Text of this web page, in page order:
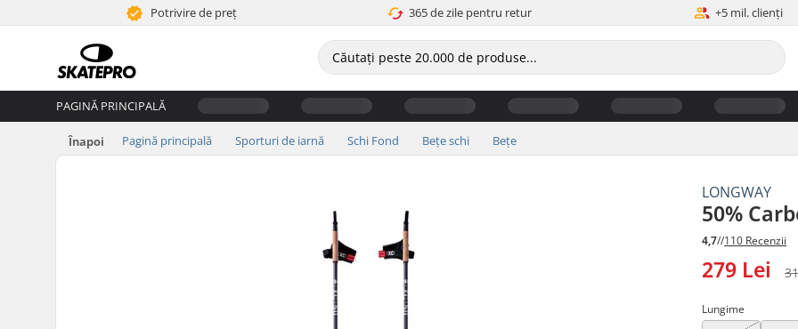
Potrivire de preț 365 de zile pentru retur +5 mil. clienți
PAGINĂ PRINCIPALĂ
Înapoi Pagină principală Sporturi de iarnă Schi Fond Bețe schi Bețe
LONGWAY
50%
4,7//110 Recenzii
279 Lei
Lungime